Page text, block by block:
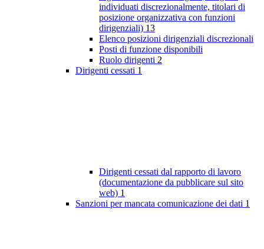
individuati discrezionalmente, titolari di
posizione organizzativa con funzioni
dirigenziali) 13
Elenco posizioni dirigenziali discrezionali
Posti di funzione disponibili
Ruolo dirigenti 2
Dirigenti cessati 1
Dirigenti cessati dal rapporto di lavoro
(documentazione da pubblicare sul sito
web) 1
Sanzioni per mancata comunicazione dei dati 1